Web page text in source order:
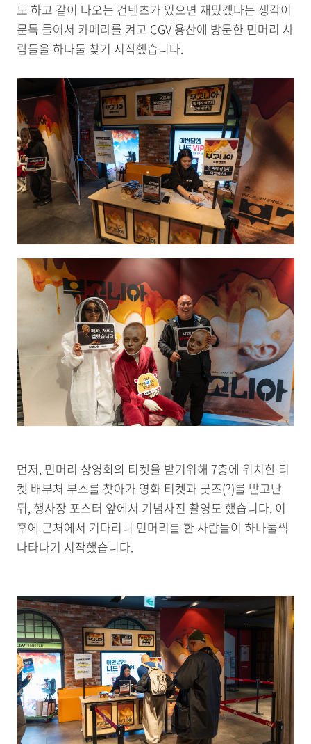
도 하고 같이 나오는 컨텐츠가 있으면 재밌겠다는 생각이
문득 들어서 카메라를 켜고 CGV 용산에 방문한 민머리 사
람들을 하나둘 찾기 시작했습니다.
먼저, 민머리 상영회의 티켓을 받기위해 7층에 위치한 티
켓 배부처 부스를 찾아가 영화 티켓과 굿즈(?)를 받고난
뒤, 행사장 포스터 앞에서 기념사진 촬영도 했습니다. 이
후에 근처에서 기다리니 민머리를 한 사람들이 하나둘씩
나타나기 시작했습니다.